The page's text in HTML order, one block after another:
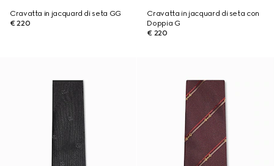
Cravatta in jacquard di seta GG
€ 220
Cravatta in jacquard di seta con
Doppia G
€ 220